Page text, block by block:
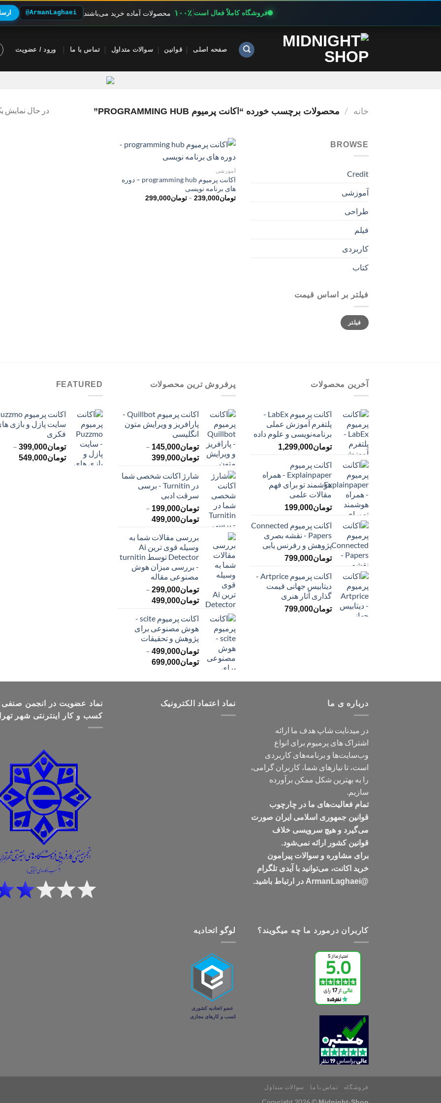
فروشگاه کاملاً فعال است ۱۰۰٪ محصولات آماده خرید می‌باشند @ArmanLaghaei
صفحه اصلی قوانین سوالات متداول تماس با ما ورود / عضویت
خانه / محصولات برچسب خورده “اکانت پرمیوم PROGRAMMING HUB” در حال نمایش
BROWSE
Credit
آموزشی
طراحی
فیلم
کاربردی
کتاب
فیلتر بر اساس قیمت
حداقل
قیمت
حداکثر
قیمت
فیلتر
آموزشی
اکانت پرمیوم programming hub – دوره
های برنامه نویسی
تومان239,000
– تومان299,000محدوده
آخرین محصولات
اکانت پرمیوم LabEx -
پلتفرم آموزش عملی
برنامه‌نویسی و علوم داده
تومان1,299,000
اکانت پرمیوم
Explainpaper - همراه
هوشمند تو برای فهم
مقالات علمی
تومان199,000
اکانت پرمیوم Connected
Papers - نقشه بصری
پژوهش و رفرنس یابی
تومان799,000
اکانت پرمیوم Artprice -
دیتابیس جهانی قیمت
‌گذاری آثار هنری
تومان799,000
پرفروش ترین محصولات
اکانت پرمیوم Quillbot -
پارافریز و ویرایش متون
انگلیسی
تومان145,000
–
تومان399,000محدوده
تومان145,000
تا
شارژ اکانت شخصی شما
در Turnitin - برسی
سرقت ادبی
تومان199,000
–
تومان499,000محدوده
تومان199,000
تا
تومان499,000
بررسی مقالات شما به
وسیله قوی ترین Ai
Detector توسط turnitin
- بررسی میزان هوش
مصنوعی مقاله
تومان299,000
–
تومان499,000محدوده
تا
تومان499,000
اکانت پرمیوم scite -
هوش مصنوعی برای
پژوهش و تحقیقات
تومان499,000
–
تومان699,000محدوده
تومان499,000
FEATURED
سایت پازل و بازی
فکری
تومان399,000
–
تومان549,000
درباره ی ما
در میدنایت شاپ هدف ما ارائه
اشتراک های پرمیوم برای انواع
وب‌سایت‌ها و برنامه‌های کاربردی
است، تا نیازهای شما، کاربران گرامی،
را به بهترین شکل ممکن برآورده
سازیم.
تمام فعالیت‌های ما در چارچوب
قوانین جمهوری اسلامی ایران صورت
می‌گیرد و هیچ سرویسی خلاف
قوانین کشور ارائه نمی‌شود.
برای مشاوره و سوالات پیرامون
خرید اکانت، می‌توانید با آیدی تلگرام
@ArmanLaghaei در ارتباط باشید.
نماد اعتماد الکترونیک
نماد عضویت در انجمن صنفی
کسب و کار اینترنتی شهر
کاربران درمورد ما چه میگویند؟ لوگو اتحادیه
فروشگاه تماس با ما سوالات متداول